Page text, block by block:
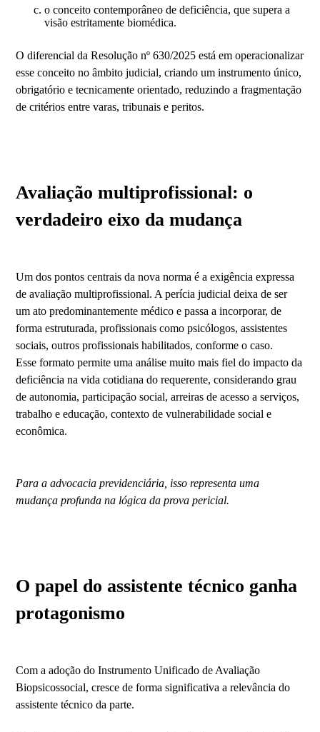
o conceito contemporâneo de deficiência, que supera a
visão estritamente biomédica.
O diferencial da Resolução nº 630/2025 está em operacionalizar
esse conceito no âmbito judicial, criando um instrumento único,
obrigatório e tecnicamente orientado, reduzindo a fragmentação
de critérios entre varas, tribunais e peritos.
Avaliação multiprofissional: o
verdadeiro eixo da mudança
Um dos pontos centrais da nova norma é a exigência expressa
de avaliação multiprofissional. A perícia judicial deixa de ser
um ato predominantemente médico e passa a incorporar, de
forma estruturada, profissionais como psicólogos, assistentes
sociais, outros profissionais habilitados, conforme o caso.
Esse formato permite uma análise muito mais fiel do impacto da
deficiência na vida cotidiana do requerente, considerando grau
de autonomia, participação social, arreiras de acesso a serviços,
trabalho e educação, contexto de vulnerabilidade social e
econômica.
Para a advocacia previdenciária, isso representa uma
mudança profunda na lógica da prova pericial.
O papel do assistente técnico ganha
protagonismo
Com a adoção do Instrumento Unificado de Avaliação
Biopsicossocial, cresce de forma significativa a relevância do
assistente técnico da parte.